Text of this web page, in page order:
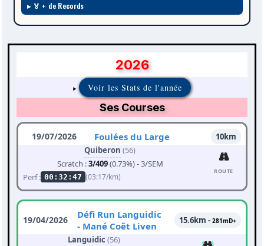
🏅 + de Records
2026
Voir les Stats de l'année
Ses Courses
19/07/2026 Foulées du Large
10km
Quiberon (56)
Scratch :3/409(0.73%) - 3/SEM
Perf : 00:32:47 (03:17/km)
ROUTE
19/04/2026
Défi Run Languidic
- Mané Coêt Liven
15.6km - 281mD+
Languidic (56)